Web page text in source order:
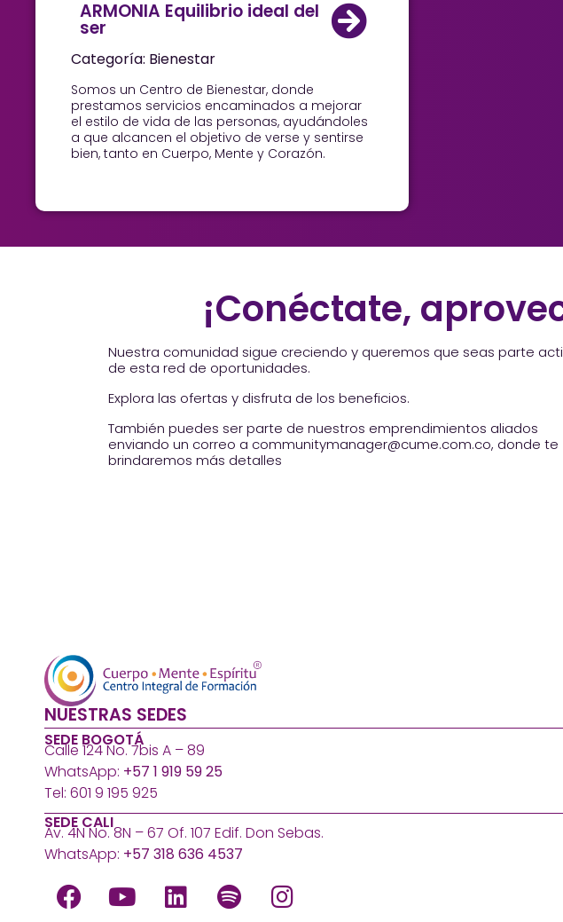
ARMONIA Equilibrio ideal del
ser
Categoría: Bienestar
Somos un Centro de Bienestar, donde
prestamos servicios encaminados a mejorar
el estilo de vida de las personas, ayudándoles
a que alcancen el objetivo de verse y sentirse
bien, tanto en Cuerpo, Mente y Corazón.
¡Conéctate,
Nuestra comunidad sigue creciendo y queremos que seas parte
de esta red de oportunidades.
Explora las ofertas y disfruta de los beneficios.
También puedes ser parte de nuestros emprendimientos aliados
enviando un correo a communitymanager@cume.com.co, donde te
brindaremos más detalles
NUESTRAS SEDES
SEDE BOGOTÁ
Calle 124 No. 7bis A – 89
WhatsApp: +57 1 919 59 25
Tel: 601 9 195 925
SEDE CALI
Av. 4N No. 8N – 67 Of. 107 Edif. Don Sebas.
WhatsApp: +57 318 636 4537